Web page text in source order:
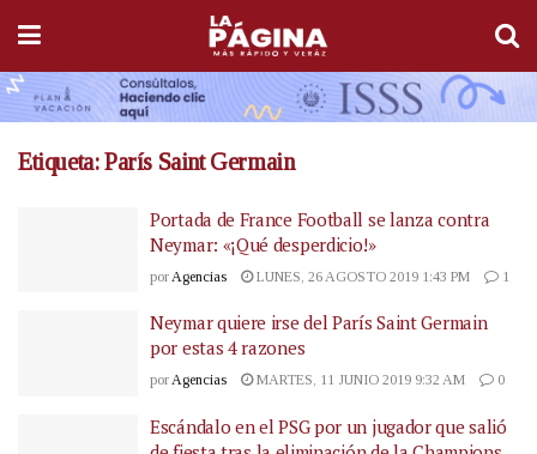
Etiqueta:París Saint Germain
Portada de France Football se lanza contra
Neymar: «¡Qué desperdicio!»
por Agencias LUNES, 26 AGOSTO 2019 1:43 PM 1
Neymar quiere irse del París Saint Germain
por estas 4 razones
porAgencias MARTES, 11 JUNIO 2019 9:32 AM 0
Escándalo en el PSG por un jugador que salió